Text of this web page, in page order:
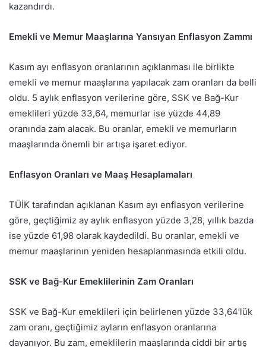
kazandırdı.
Emekli ve Memur Maaşlarına Yansıyan Enflasyon Zammı
Kasım ayı enflasyon oranlarının açıklanması ile birlikte
emekli ve memur maaşlarına yapılacak zam oranları da belli
oldu. 5 aylık enflasyon verilerine göre, SSK ve Bağ-Kur
emeklileri yüzde 33,64, memurlar ise yüzde 44,89
oranında zam alacak. Bu oranlar, emekli ve memurların
maaşlarında önemli bir artışa işaret ediyor.
Enflasyon Oranları ve Maaş Hesaplamaları
TÜİK tarafından açıklanan Kasım ayı enflasyon verilerine
göre, geçtiğimiz ay aylık enflasyon yüzde 3,28, yıllık bazda
ise yüzde 61,98 olarak kaydedildi. Bu oranlar, emekli ve
memur maaşlarının yeniden hesaplanmasında etkili oldu.
SSK ve Bağ-Kur Emeklilerinin Zam Oranları
SSK ve Bağ-Kur emeklileri için belirlenen yüzde 33,64’lük
zam oranı, geçtiğimiz ayların enflasyon oranlarına
dayanıyor. Bu zam, emeklilerin maaşlarında ciddi bir artış